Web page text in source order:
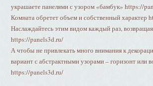
украшаете панелями с узором «бамбук» https://
Комната обретет объем и собственный характер
Наслаждайтесь этим видом каждый раз,
https://panels3d.ru/
А чтобы не привлекать много внимания к
вариант с абстрактными узорами – горизонт или
https://panels3d.ru/